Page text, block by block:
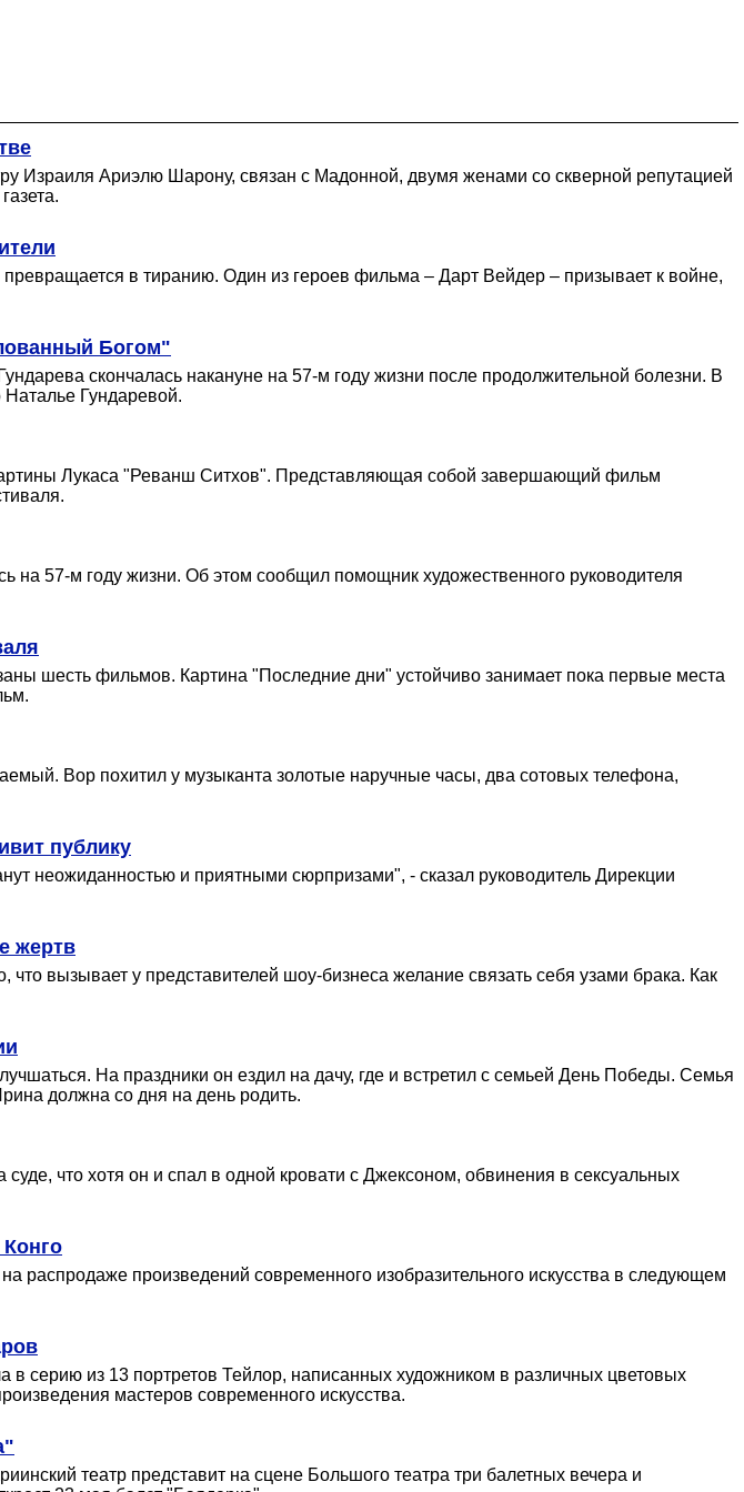
Израиля Ариэлю Шарону, связан с Мадонной, двумя женами со скверной репутацией
в тиранию. Один из героев фильма – Дарт Вейдер – призывает к войне,
Богом"
скончалась накануне на 57-м году жизни после продолжительной болезни. В
Наталье Гундаревой.
Лукаса "Реванш Ситхов". Представляющая собой завершающий фильм
57-м году жизни. Об этом сообщил помощник художественного руководителя
шесть фильмов. Картина "Последние дни" устойчиво занимает пока первые места
Вор похитил у музыканта золотые наручные часы, два сотовых телефона,
публику
неожиданностью и приятными сюрпризами", - сказал руководитель Дирекции
жертв
вызывает у представителей шоу-бизнеса желание связать себя узами брака. Как
На праздники он ездил на дачу, где и встретил с семьей День Победы. Семья
должна со дня на день родить.
что хотя он и спал в одной кровати с Джексоном, обвинения в сексуальных
распродаже произведений современного изобразительного искусства в следующем
в серию из 13 портретов Тейлор, написанных художником в различных цветовых
мастеров современного искусства.
театр представит на сцене Большого театра три балетных вечера и